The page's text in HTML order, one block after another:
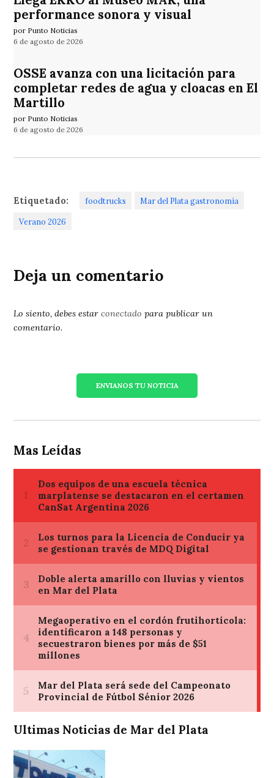
performance sonora y visual
por Punto Noticias
6 de agosto de 2026
OSSE avanza con una licitación para
completar redes de agua y cloacas en El
Martillo
por Punto Noticias
6 de agosto de 2026
Etiquetado: foodtrucks Mar del Plata gastronomía
Verano 2026
Deja un comentario
Lo siento, debes estarconectado para publicar un
comentario.
ENVIANOS TU NOTICIA
Mas Leídas
Ultimas Noticias de Mar del Plata